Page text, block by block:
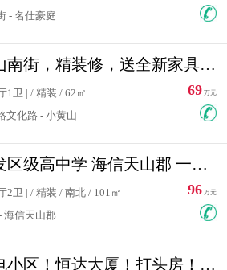
- 名仕豪庭
黄山南街，精装修，送全新家具，看房有钥匙，实用面积大
1卫 | / 精装 / 62㎡
文化路 - 小黄山
69 万元
开发区级高中学 海信天山郡 一手合同没有税！ 送车位
2卫 | / 精装 / 南北 / 101㎡
海信天山郡
96 万元
华电小区！恒达大厦！打头房！精装修！可低首付！随时看房！